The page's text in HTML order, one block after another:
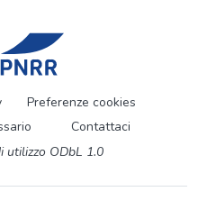
Preferenze cookies
Contattaci
utilizzo ODbL 1.0